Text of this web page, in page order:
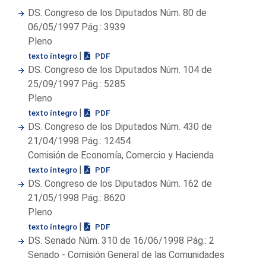
DS. Congreso de los Diputados Núm. 80 de
06/05/1997 Pág.: 3939
Pleno
texto íntegro | PDF
DS. Congreso de los Diputados Núm. 104 de
25/09/1997 Pág.: 5285
Pleno
texto íntegro | PDF
DS. Congreso de los Diputados Núm. 430 de
21/04/1998 Pág.: 12454
Comisión de Economía, Comercio y Hacienda
texto íntegro | PDF
DS. Congreso de los Diputados Núm. 162 de
21/05/1998 Pág.: 8620
Pleno
texto íntegro | PDF
DS. Senado Núm. 310 de 16/06/1998 Pág.: 2
Senado - Comisión General de las Comunidades